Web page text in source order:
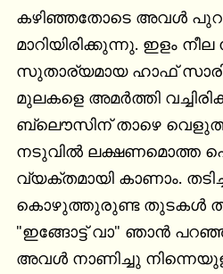
കഴിഞ്ഞതോടെ അവള്‍
മാറിയിരിക്കുന്നു. ഇളം
സുതാര്യമായ ഹാഫ്
മുലകളെ അമര്‍ത്തി
ബ്ലൌസിന് താഴെ
നടുവില്‍ ലക്ഷണമൊത്ത
വ്യക്തമായി കാണാം.
കൊഴുത്തുരുണ്ട തുടകള്‍
"ഇങ്ങോട്ട് വാ" ഞാന്‍
അവള്‍ നാണിച്ചു